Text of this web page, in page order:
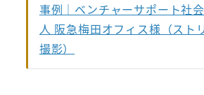
事例｜ベンチャーサポート社
人 阪急梅田オフィス様（スト
撮影）